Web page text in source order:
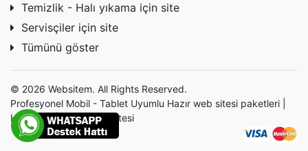
Temizlik - Halı yıkama için site
Servisçiler için site
Tümünü göster
© 2026 Websitem. All Rights Reserved.
Profesyonel Mobil - Tablet Uyumlu Hazır web sitesi paketleri |
Hazır site | Hazır Web Sitesi